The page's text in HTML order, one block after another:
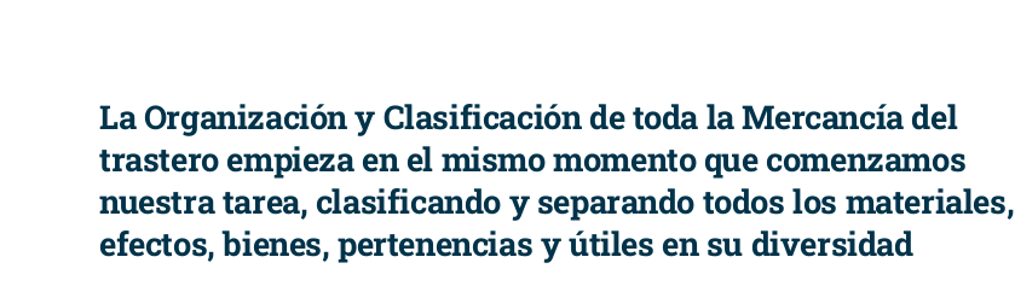
La Organización y Clasificación de toda la Mercancía del
trastero empieza en el mismo momento que comenzamos
nuestra tarea, clasificando y separando todos los materiales,
efectos, bienes, pertenencias y útiles en su diversidad